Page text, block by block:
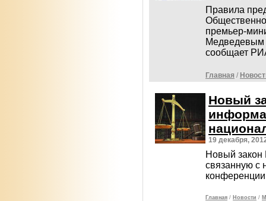
Правила
премьер-
Медведевым
сообщает
Главная /
Новый
19 декабря,
Новый закон
связанную с
Главная / Новости /